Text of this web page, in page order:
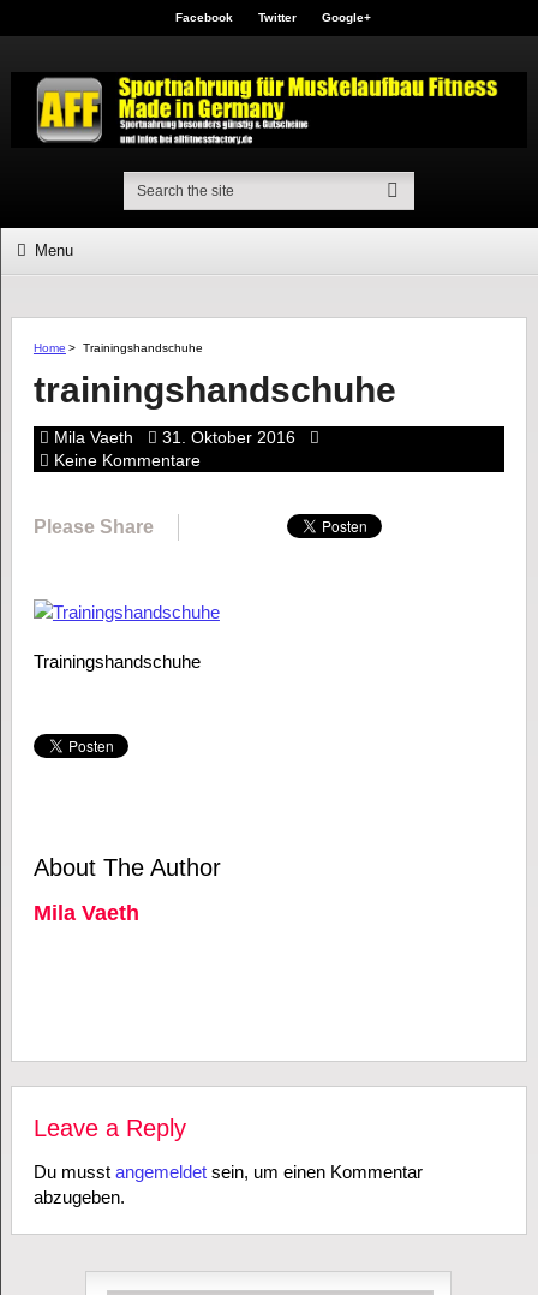
Facebook Twitter Google+
Menu
Home > Trainingshandschuhe
trainingshandschuhe
Mila Vaeth
31. Oktober 2016
Keine Kommentare
Please Share
Trainingshandschuhe
About The Author
Mila Vaeth
Leave a Reply
Du musst angemeldetsein, um einen Kommentar
abzugeben.